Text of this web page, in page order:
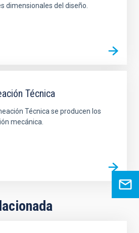
dimensionales del diseño.
Técnica
Técnica se producen los
mecánica.